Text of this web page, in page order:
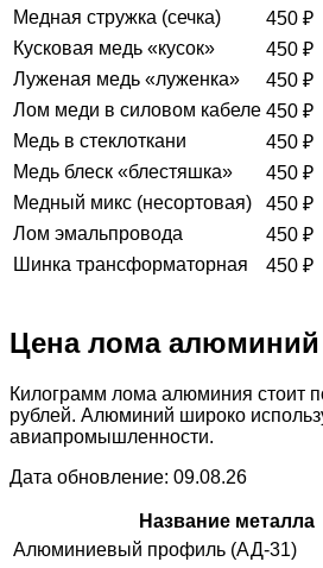
Медная стружка (сечка)
450 ₽
Кусковая медь «кусок»
450 ₽
Луженая медь «луженка»
450 ₽
Лом меди в силовом кабеле 450 ₽
Медь в стеклоткани
450 ₽
Медь блеск «блестяшка»
450 ₽
Медный микс (несортовая)
450 ₽
Лом эмальпровода
450 ₽
Шинка трансформаторная
450 ₽
Цена лома алюминий
Килограмм лома алюминия стоит
рублей. Алюминий широко
авиапромышленности.
Дата обновление: 09.08.26
Название металла
Алюминиевый профиль (АД-31)